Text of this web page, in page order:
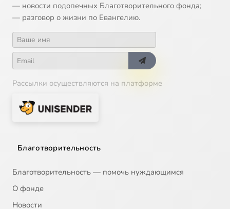
— новости подопечных Благотворительного фонда;
— разговор о жизни по Евангелию.
Рассылки осуществляются на платформе
Благотворительность
Благотворительность — помочь нуждающимся
О фонде
Новости